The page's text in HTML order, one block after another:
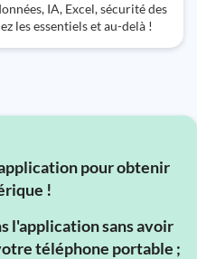
IA, Excel, sécurité des
les essentiels et au-delà !
pour obtenir
!
l'application sans avoir
téléphone portable ;